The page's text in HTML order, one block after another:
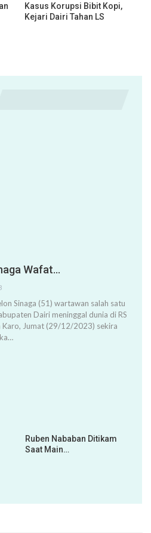
Kasus Korupsi Bibit Kopi,
Kejari Dairi Tahan LS
Wafat…
Sinaga (51) wartawan salah satu
Dairi meninggal dunia di RS
Karo, Jumat (29/12/2023) sekira
Ruben Nababan Ditikam
Saat Main…